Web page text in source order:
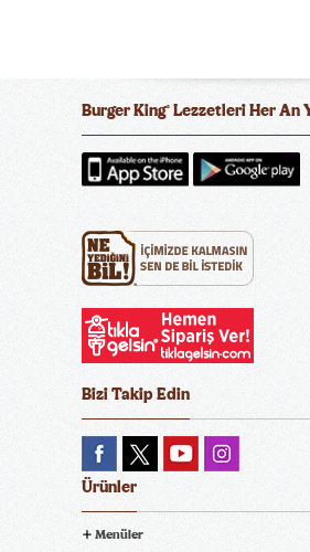
Burger King® Lezzetleri Her An
Bizi Takip Edin
Ürünler
Menüler